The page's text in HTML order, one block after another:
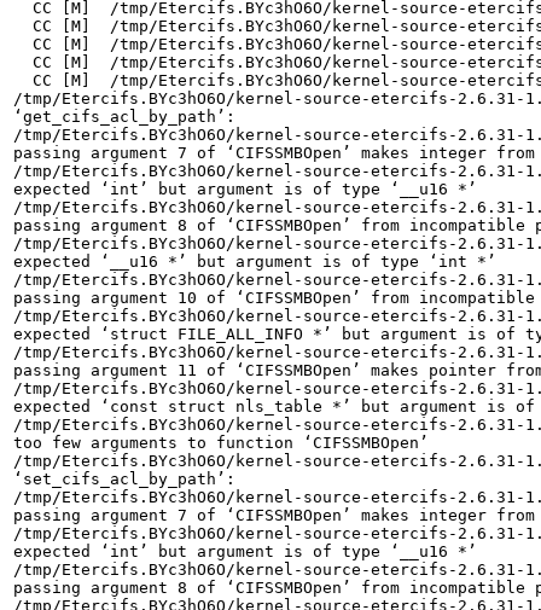
/tmp/Etercifs.BYc3hO6O/kernel-source-etercifs-
‘get_cifs_acl_by_path’:
/tmp/Etercifs.BYc3hO6O/kernel-source-etercifs-
passing argument 7 of ‘CIFSSMBOpen’ makes integer
/tmp/Etercifs.BYc3hO6O/kernel-source-etercifs-
expected ‘int’ but argument is of type ‘__u16 *’
/tmp/Etercifs.BYc3hO6O/kernel-source-etercifs-
passing argument 8 of ‘CIFSSMBOpen’ from
/tmp/Etercifs.BYc3hO6O/kernel-source-etercifs-
expected ‘__u16 *’ but argument is of type ‘int *’
/tmp/Etercifs.BYc3hO6O/kernel-source-etercifs-
passing argument 10 of ‘CIFSSMBOpen’ from
/tmp/Etercifs.BYc3hO6O/kernel-source-etercifs-
expected ‘struct FILE_ALL_INFO *’ but argument is
/tmp/Etercifs.BYc3hO6O/kernel-source-etercifs-
passing argument 11 of ‘CIFSSMBOpen’ makes pointer
/tmp/Etercifs.BYc3hO6O/kernel-source-etercifs-
expected ‘const struct nls_table *’ but argument is
/tmp/Etercifs.BYc3hO6O/kernel-source-etercifs-
too few arguments to function ‘CIFSSMBOpen’
/tmp/Etercifs.BYc3hO6O/kernel-source-etercifs-
‘set_cifs_acl_by_path’:
/tmp/Etercifs.BYc3hO6O/kernel-source-etercifs-
passing argument 7 of ‘CIFSSMBOpen’ makes integer
/tmp/Etercifs.BYc3hO6O/kernel-source-etercifs-
expected ‘int’ but argument is of type ‘__u16 *’
/tmp/Etercifs.BYc3hO6O/kernel-source-etercifs-
passing argument 8 of ‘CIFSSMBOpen’ from
/tmp/Etercifs.BYc3hO6O/kernel-source-etercifs-